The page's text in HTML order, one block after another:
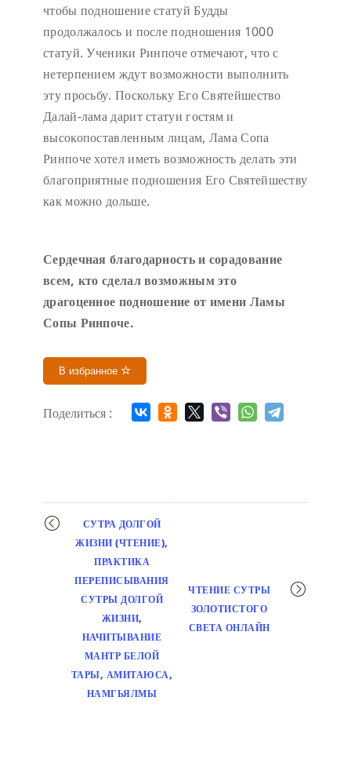
чтобы подношение статуй Будды
продолжалось и после подношения 1000
статуй. Ученики Ринпоче отмечают, что с
нетерпением ждут возможности выполнить
эту просьбу. Поскольку Его Святейшество
Далай-лама дарит статуи гостям и
высокопоставленным лицам, Лама Сопа
Ринпоче хотел иметь возможность делать эти
благоприятные подношения Его Святейшеству
как можно дольше.
Сердечная благодарность и сорадование
всем, кто сделал возможным это
драгоценное подношение от имени Ламы
Сопы Ринпоче.
В избранное
Поделиться :
Мероприятие
навигация
СУТРА ДОЛГОЙ
ЖИЗНИ (ЧТЕНИЕ),
ПРАКТИКА
ПЕРЕПИСЫВАНИЯ
СУТРЫ ДОЛГОЙ
ЖИЗНИ,
НАЧИТЫВАНИЕ
МАНТР БЕЛОЙ
ТАРЫ, АМИТАЮСА,
НАМГЬЯЛМЫ
ЧТЕНИЕ СУТРЫ
ЗОЛОТИСТОГО
СВЕТА ОНЛАЙН